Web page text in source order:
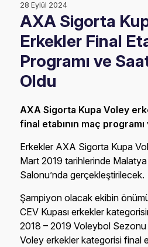
28 Eylül 2024
AXA Sigorta
Erkekler Final
Programı ve
Oldu
AXA Sigorta Kupa Voley
final etabının maç
Erkekler AXA Sigorta Kupa
Mart 2019 tarihlerinde
Salonu’nda gerçekleştirilecek.
Şampiyon olacak ekibin
CEV Kupası erkekler
2018 – 2019 Voleybol
Voley erkekler kategorisi final